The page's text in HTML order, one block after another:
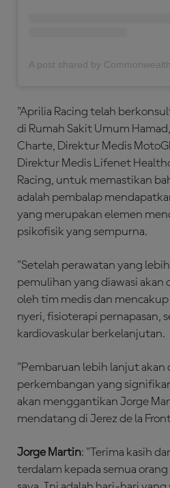
"Aprilia Racing telah
di Rumah Sakit Umum
Charte, Direktur Medis
Direktur Medis Lifenet
Racing, untuk memastikan
adalah pembalap
yang merupakan elemen
psikofisik yang sempurna.
"Setelah perawatan yang
pemulihan yang diawasi
oleh tim medis dan
nyeri, fisioterapi pernapasan,
kardiovaskular berkelanjutan.
"Pembaruan lebih lanjut akan
perkembangan yang
akan menggantikan Jorge
mendatang di Jerez de la
Jorge Martin: "Terima kasih
terdalam kepada semua